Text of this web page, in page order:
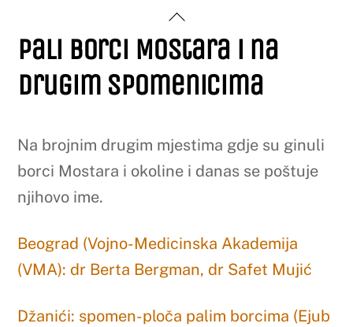
content
Pali borci Mostara i na
drugim spomenicima
Na brojnim drugim mjestima gdje su ginuli
borci Mostara i okoline i danas se poštuje
njihovo ime.
Beograd (Vojno-Medicinska Akademija
(VMA): dr Berta Bergman, dr Safet Mujić
Džanići: spomen-ploča palim borcima (Ejub
Back
To